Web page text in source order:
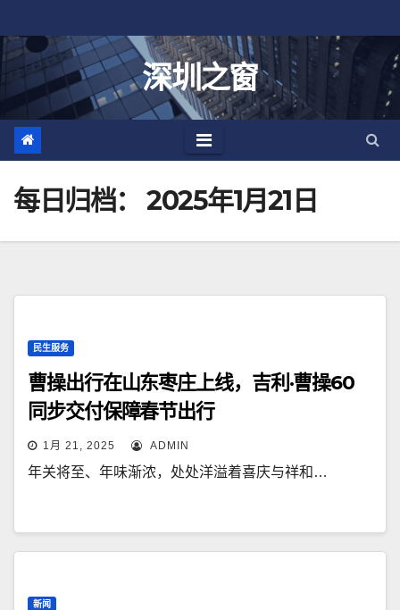
至
深圳之窗
每日归档： 2025年1月21日
民生服务
曹操出行在山东枣庄上线，吉利·曹操60
同步交付保障春节出行
1月 21, 2025 ADMIN
年关将至、年味渐浓，处处洋溢着喜庆与祥和…
新闻